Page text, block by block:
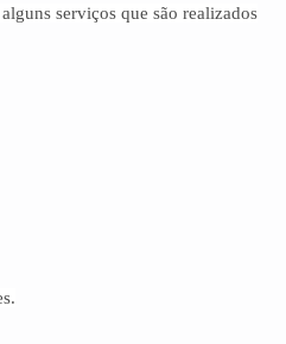
serviços que são realizados